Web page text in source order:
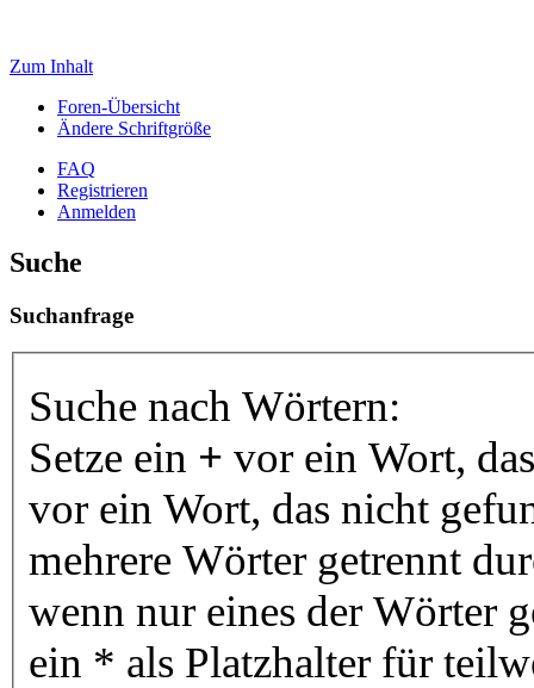
Zum Inhalt
Foren-Übersicht
Ändere Schriftgröße
FAQ
Registrieren
Anmelden
Suche
Suchanfrage
Suche nach Wörtern:
Setze ein + vor ein Wort,
vor ein Wort, das nicht
mehrere Wörter getrennt
wenn nur eines der Wörter
ein * als Platzhalter für